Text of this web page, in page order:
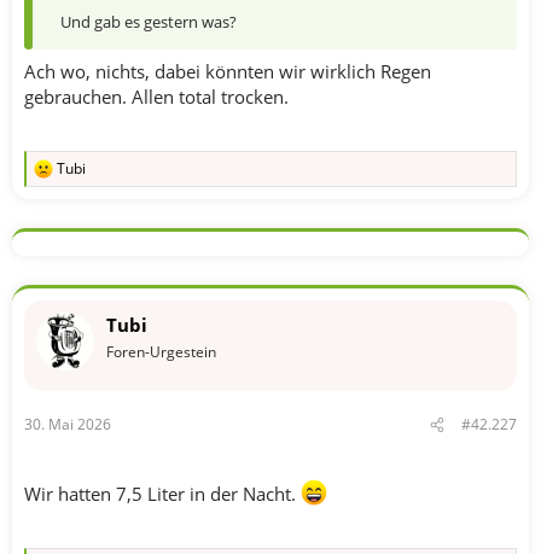
Und gab es gestern was?
Ach wo, nichts, dabei könnten wir wirklich Regen
gebrauchen. Allen total trocken.
R
k
o
Tubi
Tubi
Foren-Urgestein
30. Mai 2026 #42.227
Wir hatten 7,5 Liter in der Nacht.